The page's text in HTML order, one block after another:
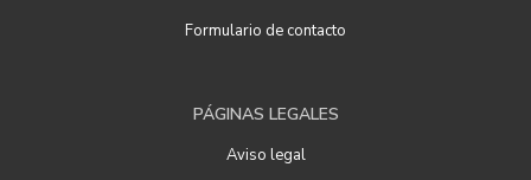
Formulario de contacto
PÁGINAS LEGALES
Aviso legal